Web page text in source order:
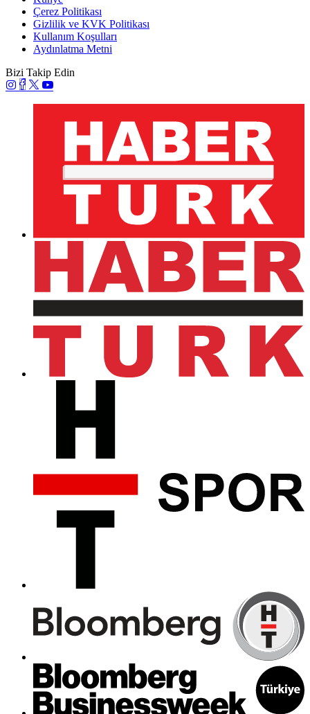
Çerez Politikası
Gizlilik ve KVK Politikası
Kullanım Koşulları
Aydınlatma Metni
Bizi Takip Edin